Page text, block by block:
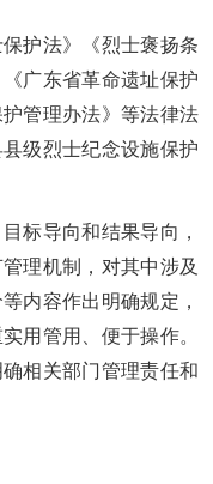
护法》《烈士褒扬条
广东省革命遗址保护
管理办法》等法律法
级烈士纪念设施保护
导向和结果导向，
理机制，对其中涉及
内容作出明确规定，
用管用、便于操作。
相关部门管理责任和